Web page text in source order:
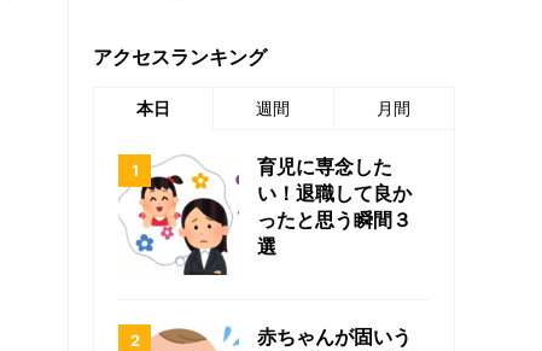
アクセスランキング
本日 週間 月間
育児に専念した
い！退職して良か
ったと思う瞬間３
選
赤ちゃんが固いう